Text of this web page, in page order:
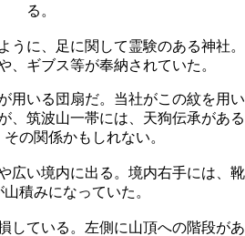
る。
うに、足に関して霊験のある神社。
、ギブス等が奉納されていた。
用いる団扇だ。当社がこの紋を用い
、筑波山一帯には、天狗伝承がある
の関係かもしれない。
広い境内に出る。境内右手には、靴
積みになっていた。
している。左側に山頂への階段があ